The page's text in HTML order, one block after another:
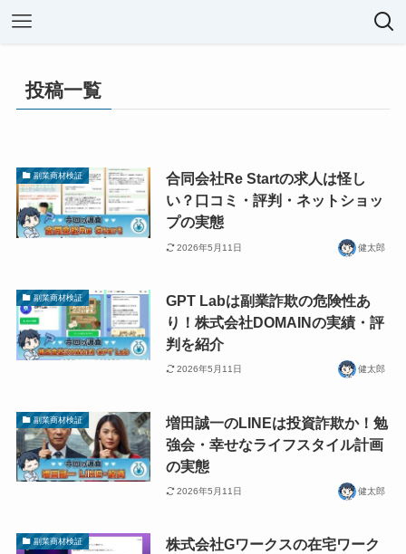
投稿一覧
副業商材検証
合同会社Re Startの求人は怪し
い？口コミ・評判・ネットショッ
プの実態
2026年5月11日 健太郎
副業商材検証
GPT Labは副業詐欺の危険性あ
り！株式会社DOMAINの実績・評
判を紹介
2026年5月11日 健太郎
副業商材検証
増田誠一のLINEは投資詐欺か！勉
強会・幸せなライフスタイル計画
の実態
2026年5月11日 健太郎
副業商材検証
株式会社Gワークスの在宅ワーク